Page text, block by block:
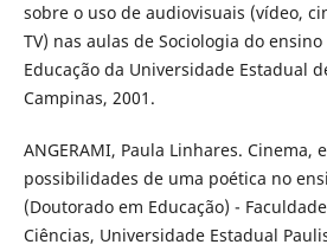
sobre o uso de audiovisuais (vídeo,
TV) nas aulas de Sociologia do
Educação da Universidade Estadual
Campinas, 2001.
ANGERAMI, Paula Linhares. Cinema,
possibilidades de uma poética no
(Doutorado em Educação) -
Ciências, Universidade Estadual